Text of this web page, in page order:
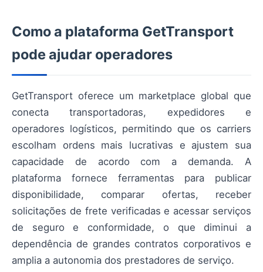
Como a plataforma GetTransport
pode ajudar operadores
GetTransport oferece um marketplace global que
conecta transportadoras, expedidores e
operadores logísticos, permitindo que os carriers
escolham ordens mais lucrativas e ajustem sua
capacidade de acordo com a demanda. A
plataforma fornece ferramentas para publicar
disponibilidade, comparar ofertas, receber
solicitações de frete verificadas e acessar serviços
de seguro e conformidade, o que diminui a
dependência de grandes contratos corporativos e
amplia a autonomia dos prestadores de serviço.